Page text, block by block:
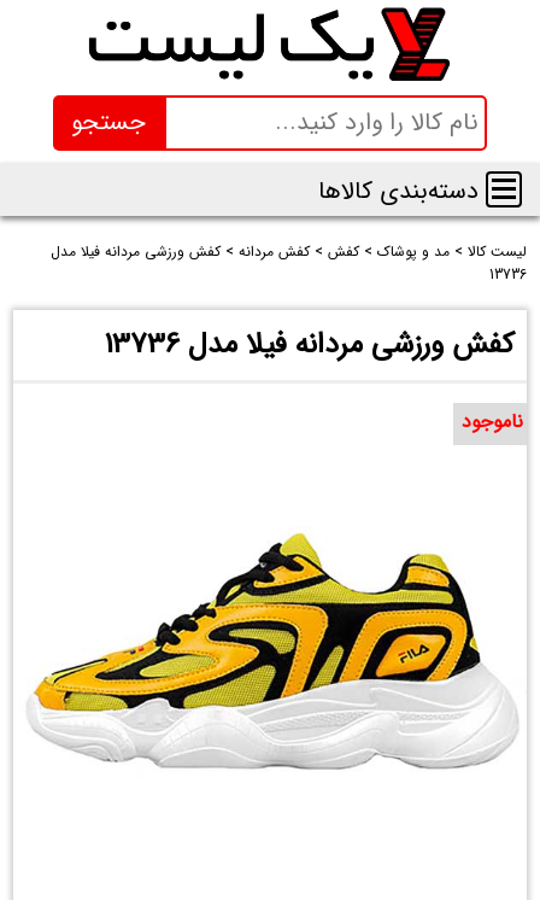
جستجو
دسته‌بندی کالاها
لیست کالا >مد و پوشاک >کفش >کفش مردانه >کفش ورزشی مردانه فیلا مدل
13736
کفش ورزشی مردانه فیلا مدل 13736
ناموجود